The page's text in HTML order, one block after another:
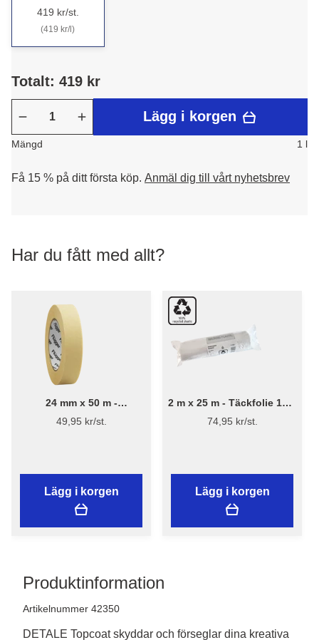
419 kr/st.
(419 kr/l)
Totalt: 419 kr
Lägg i korgen
Mängd 1 l
Få 15 % på ditt första köp. Anmäl dig till vårt nyhetsbrev
Har du fått med allt?
24 mm x 50 m -
Maskeringstejp - Flügger
49,95 kr/st.
Lägg i korgen
2 m x 25 m - Täckfolie 13 µ
Återvunnet plast
74,95 kr/st.
Lägg i korgen
Produktinformation
Artikelnummer 42350
DETALE Topcoat skyddar och förseglar dina kreativa